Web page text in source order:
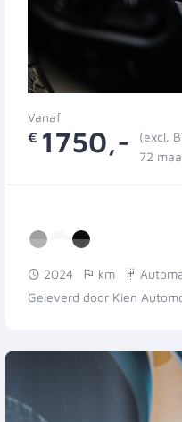
Vanaf
€ 1750,-
(excl.
72
2024 km
Geleverd door Kien